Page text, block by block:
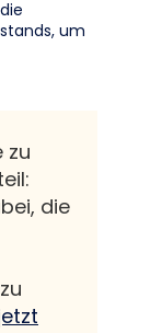
um
zu
die